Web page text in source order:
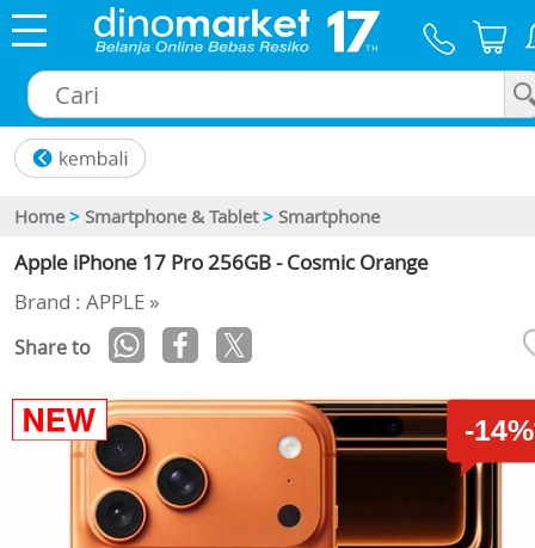
Home > Smartphone & Tablet > Smartphone
Apple iPhone 17 Pro 256GB - Cosmic Orange
Brand : APPLE »
Share to
-